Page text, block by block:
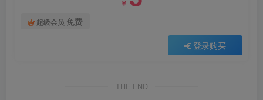
￥
超级会员 免费
登录购买
THE END